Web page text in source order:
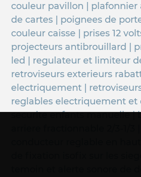
couleur pavillon |
de cartes | poignees de
couleur caisse | prises 12
projecteurs antibrouillard |
led | regulateur et limiteur
retroviseurs exterieurs
electriquement |
reglables electriquement et
securite enfants manuelle |